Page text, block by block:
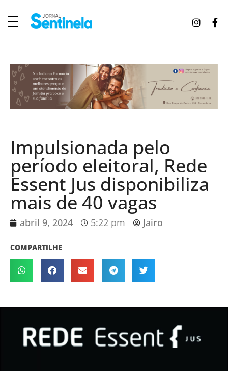
Impulsionada pelo
período eleitoral, Rede
Essent Jus disponibiliza
mais de 40 vagas
abril 9, 2024 5:22 pm Jairo
COMPARTILHE